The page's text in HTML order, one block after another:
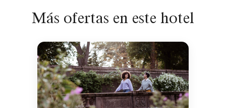
Más ofertas en este hotel